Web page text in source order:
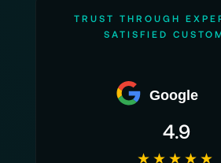
TRUST THROUGH
SATISFIED
Google
4.9
★★★★★